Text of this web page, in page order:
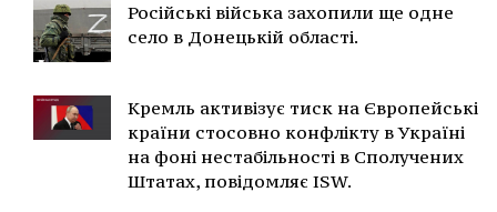
Російські війська захопили ще одне
село в Донецькій області.
Кремль активізує тиск на Європейські
країни стосовно конфлікту в Україні
на фоні нестабільності в Сполучених
Штатах, повідомляє ISW.